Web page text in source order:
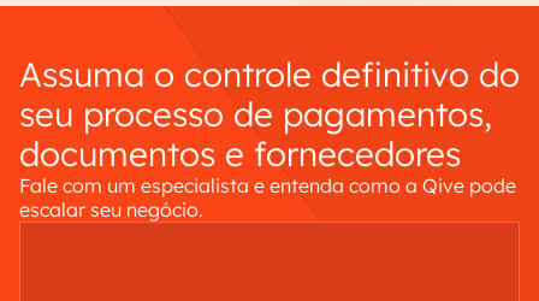
Assuma o controle definitivo do
seu processo de pagamentos,
documentos e fornecedores
Fale com um especialista e entenda como a Qive pode
escalar seu negócio.